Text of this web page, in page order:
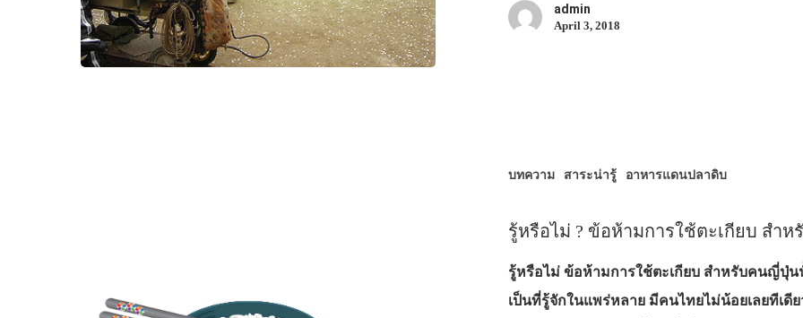
admin
April 3, 2018
บทความ สาระน่ารู้ อาหารแดนปลาดิบ
รู้หรือไม่ ? ข้อห้ามการใช้ตะเกียบ สำ
รู้หรือไม่ ข้อห้ามการใช้ตะเกียบ สำหรับคนญี่ปุ่
เป็นที่รู้จักในแพร่หลาย มีคนไทยไม่น้อยเลยทีเ